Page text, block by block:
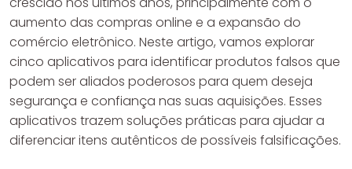
aumento das compras online e a expansão do
comércio eletrônico. Neste artigo, vamos explorar
cinco aplicativos para identificar produtos falsos que
podem ser aliados poderosos para quem deseja
segurança e confiança nas suas aquisições. Esses
aplicativos trazem soluções práticas para ajudar a
diferenciar itens autênticos de possíveis falsificações.